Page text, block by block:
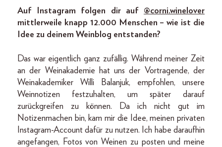
Auf Instagram folgen dir auf @corni.winelover
mittlerweile knapp 12.000 Menschen – wie ist die
Idee zu deinem Weinblog entstanden?
Das war eigentlich ganz zufällig. Während meiner Zeit
an der Weinakademie hat uns der Vortragende, der
Weinakademiker Willi Balanjuk, empfohlen, unsere
Weinnotizen festzuhalten, um später darauf
zurückgreifen zu können. Da ich nicht gut im
Notizenmachen bin, kam mir die Idee, meinen privaten
Instagram-Account dafür zu nutzen. Ich habe daraufhin
angefangen, Fotos von Weinen zu posten und meine